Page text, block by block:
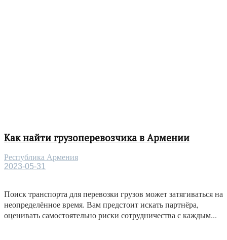
Как найти грузоперевозчика в Армении
Республика Армения
2023-05-31
Поиск транспорта для перевозки грузов может затягиваться на
неопределённое время. Вам предстоит искать партнёра,
оценивать самостоятельно риски сотрудничества с каждым...